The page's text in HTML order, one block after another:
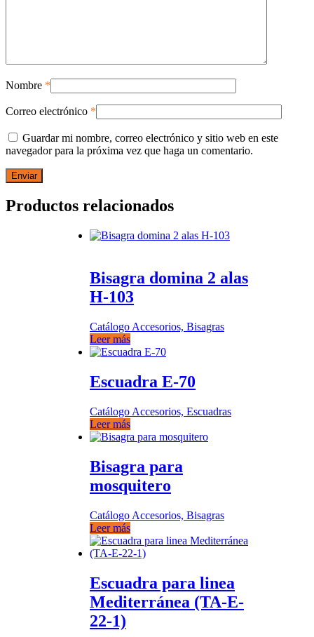
Nombre *
Correo electrónico *
Guardar mi nombre, correo electrónico y sitio web en este
navegador para la próxima vez que haga un comentario.
Productos relacionados
Bisagra domina 2 alas
H-103
Catálogo Accesorios, Bisagras
Leer más
Escuadra E-70
Catálogo Accesorios, Escuadras
Leer más
Bisagra para
mosquitero
Catálogo Accesorios, Bisagras
Leer más
Escuadra para linea
Mediterránea (TA-E-
22-1)